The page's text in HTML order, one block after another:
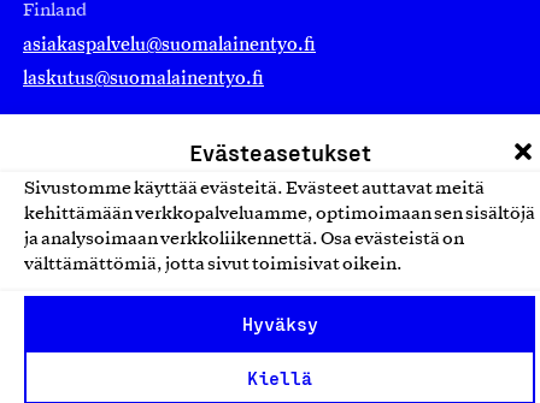
Evästeasetukset
Sivustomme käyttää evästeitä. Evästeet auttavat meitä
kehittämään verkkopalveluamme, optimoimaan sen sisältöjä
ja analysoimaan verkkoliikennettä. Osa evästeistä on
välttämättömiä, jotta sivut toimisivat oikein.
Hyväksy
Kiellä
Finland
asiakaspalvelu@suomalainentyo.fi
laskutus@suomalainentyo.fi
Avainlippu